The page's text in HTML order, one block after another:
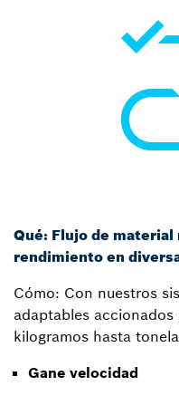
Qué: Flujo de
rendimiento en
Cómo: Con nuestros
adaptables
kilogramos hasta
Gane velocidad